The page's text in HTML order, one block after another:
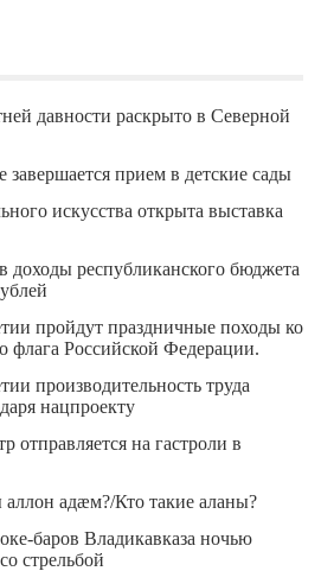
давности раскрыто в Северной
завершается прием в детские сады
искусства открыта выставка
доходы республиканского бюджета
пройдут праздничные походы ко
флага Российской Федерации.
производительность труда
нацпроекту
отправляется на гастроли в
адæм?/Кто такие аланы?
баров Владикавказа ночью
стрельбой